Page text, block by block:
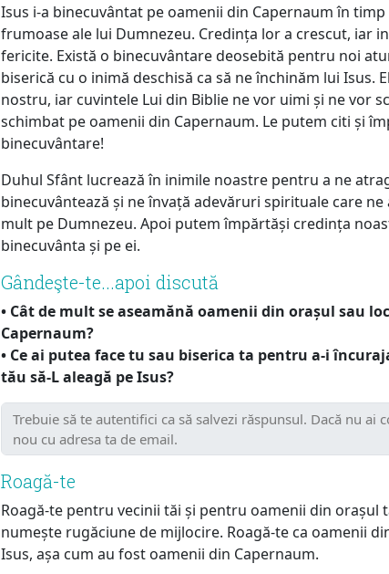
Isus i-a binecuvântat pe oamenii din Capernaum în
frumoase ale lui Dumnezeu. Credința lor a crescut, iar
fericite. Există o binecuvântare deosebită pentru noi
biserică cu o inimă deschisă ca să ne închinăm lui Isus.
nostru, iar cuvintele Lui din Biblie ne vor uimi și ne vor
schimbat pe oamenii din Capernaum. Le putem citi și
binecuvântare!
Duhul Sfânt lucrează în inimile noastre pentru a ne
binecuvântează și ne învață adevăruri spirituale care ne
mult pe Dumnezeu. Apoi putem împărtăși credința
binecuvânta și pe ei.
Gândeşte-te...apoi discută
• Cât de mult se aseamănă oamenii din orașul sau
Capernaum?
• Ce ai putea face tu sau biserica ta pentru a-i
tău să-L aleagă pe Isus?
Roagă-te
Roagă-te pentru vecinii tăi și pentru oamenii din orașul
numește rugăciune de mijlocire. Roagă-te ca oamenii
Isus, așa cum au fost oamenii din Capernaum.